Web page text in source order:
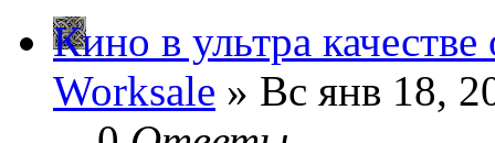
Кино в ультра
Worksale » Вс янв 18,